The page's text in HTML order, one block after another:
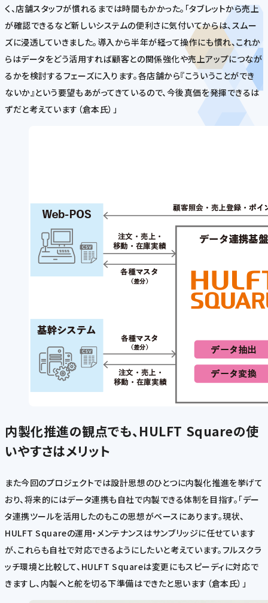
く、店舗スタッフが慣れるまでは時間もかかった。「タブレットから売上
が確認できるなど新しいシステムの便利さに気付いてからは、スムー
ズに浸透していきました。導入から半年が経って操作にも慣れ、これか
らはデータをどう活用すれば顧客との関係強化や売上アップにつなが
るかを検討するフェーズに入ります。各店舗から『こういうことができ
ないか』という要望もあがってきているので、今後真価を発揮できるは
ずだと考えています（倉本氏）」
内製化推進の観点でも、HULFT Squareの使
いやすさはメリット
また今回のプロジェクトでは設計思想のひとつに内製化推進を挙げて
おり、将来的にはデータ連携も自社で内製できる体制を目指す。「デー
タ連携ツールを活用したのもこの思想がベースにあります。現状、
HULFT Squareの運用・メンテナンスはサンブリッジに任せています
が、これらも自社で対応できるようにしたいと考えています。フルスクラ
ッチ環境と比較して、HULFT Squareは変更にもスピーディに対応で
きますし、内製へと舵を切る下準備はできたと思います（倉本氏）」